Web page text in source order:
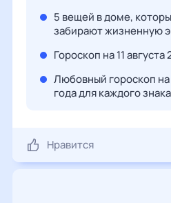
5 вещей в доме,
забирают жизненную
Гороскоп на 11 августа
Любовный гороскоп на
года для каждого знака
Нравится